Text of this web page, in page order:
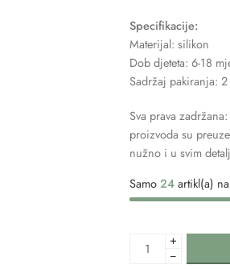
Specifikacije:
Materijal: silikon
Dob djeteta: 6-18
Sadržaj pakiranja:
Sva prava
proizvoda su
nužno i u svim
Samo24artikl(a)
+
−